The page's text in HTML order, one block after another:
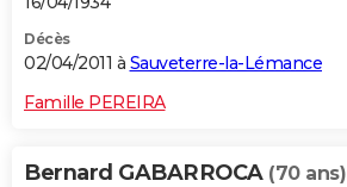
Décès
02/04/2011 à Sauveterre-la-Lémance
Famille PEREIRA
Bernard GABARROCA (70 ans)